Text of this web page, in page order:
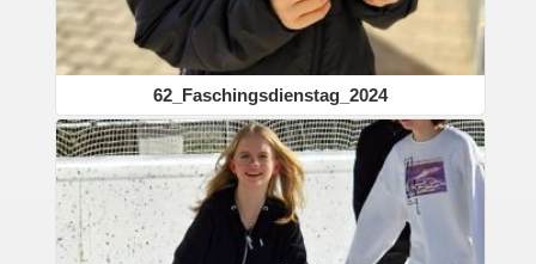
62_Faschingsdienstag_2024